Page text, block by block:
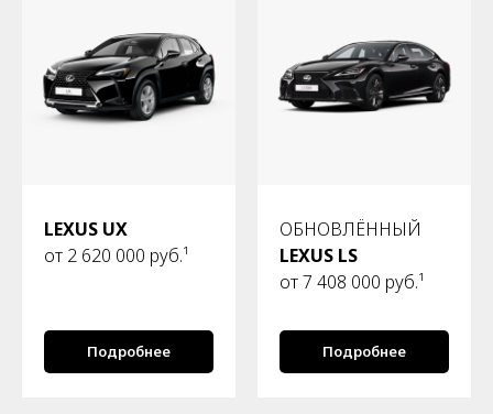
LEXUS UX
от 2 620 000 руб.¹
Подробнее
ОБНОВЛЁННЫЙ
LEXUS LS
от 7 408 000 руб.¹
Подробнее